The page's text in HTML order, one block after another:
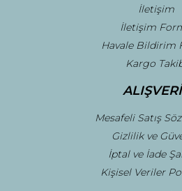
Gönder
İletişim
İletişim
Havale Bildirim
Kargo
Mesafeli Satış
Gizlilik ve
İptal ve İade
Kişisel Veriler